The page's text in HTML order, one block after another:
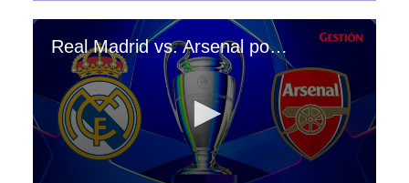
Real Madrid vs. Arsenal por la vuelta de los cuartos de final de la UEFA Champions League 2024-25